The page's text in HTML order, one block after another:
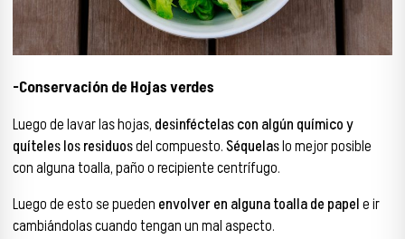
-Conservación de Hojas verdes
Luego de lavar las hojas, desinféctelas con algún químico y
quíteles los residuosdel compuesto.Séquelaslo mejor posible
con alguna toalla, paño o recipiente centrífugo.
Luego de esto se pueden envolver en alguna toalla de papele ir
cambiándolas cuando tengan un mal aspecto.